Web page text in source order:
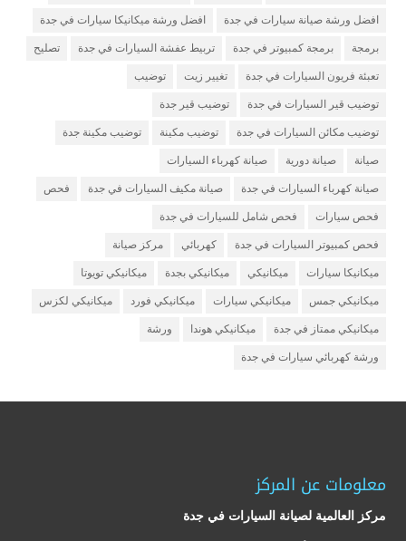
افضل ورشة صيانة سيارات في جدة افضل ورشة ميكانيكا سيارات في جدة
برمجة برمجة كمبيوتر في جدة تربيط عفشة السيارات في جدة تصليح
تعبئة فريون السيارات في جدة تغيير زيت توضيب
توضيب قير السيارات في جدة توضيب قير جدة
توضيب مكائن السيارات في جدة توضيب مكينة توضيب مكينة جدة
صيانة صيانة دورية صيانة كهرباء السيارات
صيانة كهرباء السيارات في جدة صيانة مكيف السيارات في جدة فحص
فحص سيارات فحص شامل للسيارات في جدة
فحص كمبيوتر السيارات في جدة كهربائي مركز صيانة
ميكانيكا سيارات ميكانيكي ميكانيكي بجدة ميكانيكي تويوتا
ميكانيكي جمس ميكانيكي سيارات ميكانيكي فورد ميكانيكي لكزس
ميكانيكي ممتاز في جدة ميكانيكي هوندا ورشة
ورشة كهربائي سيارات في جدة
معلومات عن المركز
مركز العالمية لصيانة السيارات في جدة